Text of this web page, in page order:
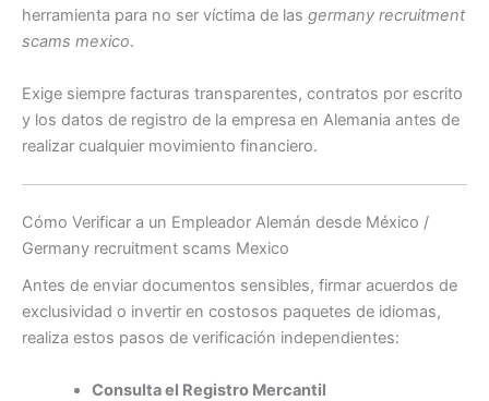
herramienta para no ser víctima de las germany recruitment
scams mexico.
Exige siempre facturas transparentes, contratos por escrito
y los datos de registro de la empresa en Alemania antes de
realizar cualquier movimiento financiero.
Cómo Verificar a un Empleador Alemán desde México /
Germany recruitment scams Mexico
Antes de enviar documentos sensibles, firmar acuerdos de
exclusividad o invertir en costosos paquetes de idiomas,
realiza estos pasos de verificación independientes:
Consulta el Registro Mercantil